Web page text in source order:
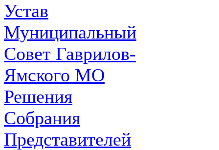
Устав
Муниципальный
Совет Гаврилов-
Ямского МО
Решения
Собрания
Представителей